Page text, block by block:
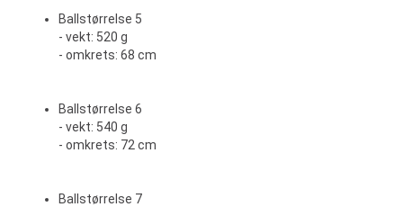
Ballstørrelse 5
- vekt: 520 g
- omkrets: 68 cm
Ballstørrelse 6
- vekt: 540 g
- omkrets: 72 cm
Ballstørrelse 7